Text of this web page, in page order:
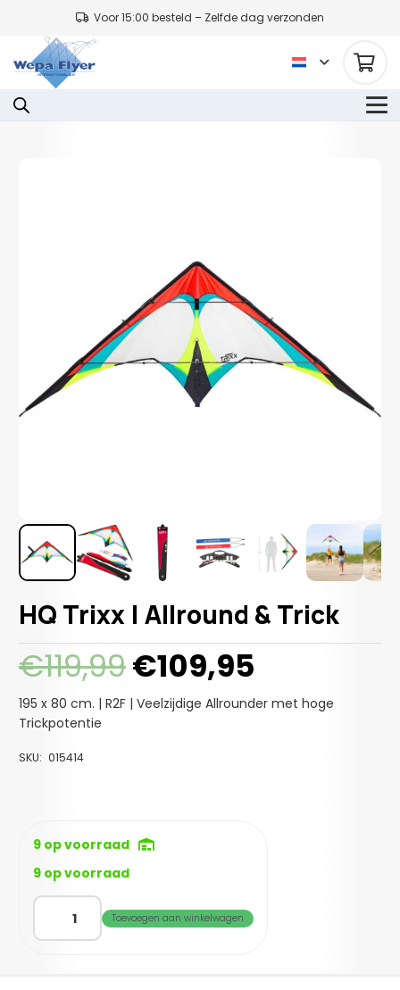
Voor 15:00 besteld – Zelfde dag verzonden
HQ Trixx | Allround & Trick
€119,99Oorspronkelijke
prijs
was:
€119,99.
€109,95
is:€109,95.
195 x 80 cm. | R2F | Veelzijdige Allrounder met hoge
Trickpotentie
SKU: 015414
9 op voorraad
9 op voorraad
HQ
Toevoegen aan winkelwagen